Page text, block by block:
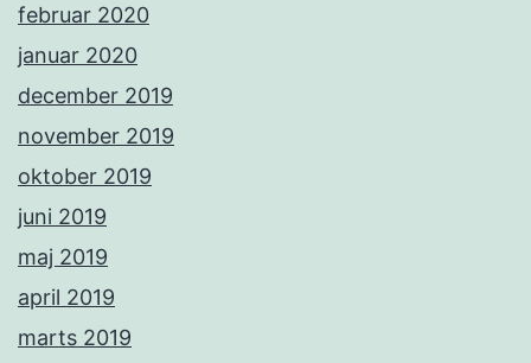
februar 2020
januar 2020
december 2019
november 2019
oktober 2019
juni 2019
maj 2019
april 2019
marts 2019